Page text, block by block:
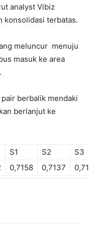
analyst Vibiz
konsolidasi terbatas.
meluncur menuju
masuk ke area
berbalik mendaki
berlanjut ke
S1 S2
S3
0,7158 0,7137